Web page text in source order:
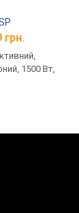
грн.
1500 Вт,